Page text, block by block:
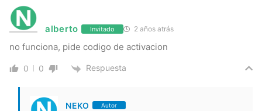
alberto Invitado 2 años atrás
no funciona, pide codigo de activacion
0 0 Respuesta
NEKO Autor